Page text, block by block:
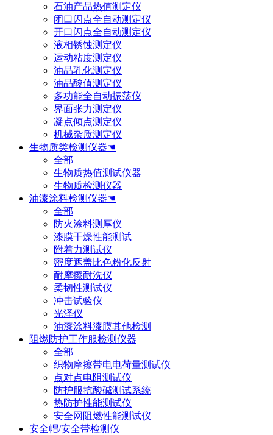
石油产品热值测定仪
闭口闪点全自动测定仪
开口闪点全自动测定仪
液相锈蚀测定仪
运动粘度测定仪
油品乳化测定仪
油品酸值测定仪
多功能全自动振荡仪
界面张力测定仪
凝点倾点测定仪
机械杂质测定仪
生物质类检测仪器☚
全部
生物质热值测试仪器
生物质检测仪器
油漆涂料检测仪器☚
全部
防火涂料测厚仪
漆膜干燥性能测试
附着力测试仪
密度遮盖比色粉化反射
耐摩擦耐洗仪
柔韧性测试仪
冲击试验仪
光泽仪
油漆涂料漆膜其他检测
阻燃防护工作服检测仪器
全部
织物摩擦带电电荷量测试仪
点对点电阻测试仪
防护服抗酸碱测试系统
热防护性能测试仪
安全网阻燃性能测试仪
安全帽/安全带检测仪